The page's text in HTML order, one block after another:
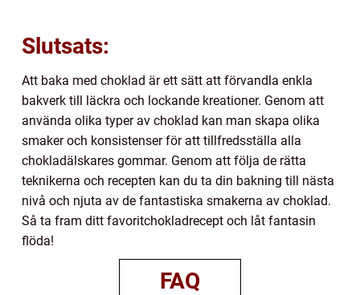
Slutsats:
Att baka med choklad är ett sätt att förvandla enkla
bakverk till läckra och lockande kreationer. Genom att
använda olika typer av choklad kan man skapa olika
smaker och konsistenser för att tillfredsställa alla
chokladälskares gommar. Genom att följa de rätta
teknikerna och recepten kan du ta din bakning till nästa
nivå och njuta av de fantastiska smakerna av choklad.
Så ta fram ditt favoritchokladrecept och låt fantasin
flöda!
FAQ